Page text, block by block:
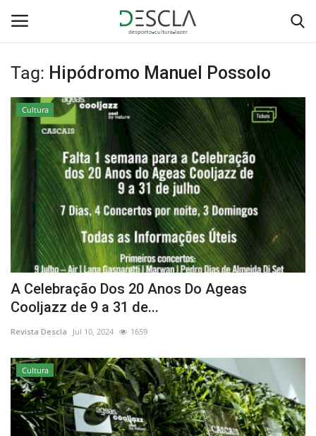
Login Registar
Home
...by Descla
Desporto
Contactos
Sobre Nós
Educação
Estatuto Editorial
Saúde
Ficha técnica
Tag: Hipódromo Manuel Possolo
Cultura
A Celebração Dos 20 Anos Do Ageas
Cooljazz de 9 a 31 de...
Revista Descla Jul 10, 2024 1659
Cultura